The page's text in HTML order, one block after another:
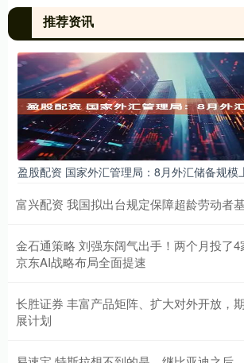
推荐资讯
盈股配资 国家外汇管理局：8月外汇储备规模
富兴配资 我国拟出台规定保障超龄劳动者
金石通策略 刘强东阔气出手！两个月投了4
京东AI战略布局全面提速
长胜证券 丰富产品矩阵、扩大对外开放，
展计划